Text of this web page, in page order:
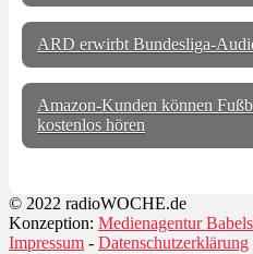
ARD erwirbt Bundesliga-
Amazon-Kunden können
kostenlos hören
© 2022 radioWOCHE.de
Konzeption: Medienagentur
Impressum - Datenschutzerklärung